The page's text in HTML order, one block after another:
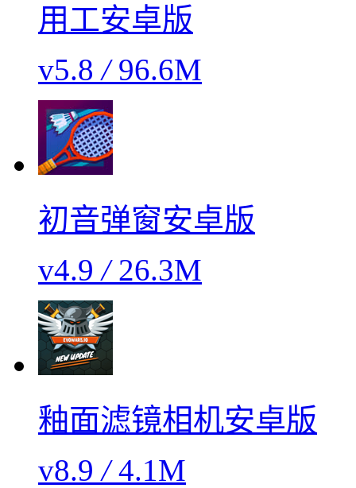
用工安卓版
v5.8/96.6M
初音弹窗安卓版
v4.9/26.3M
釉面滤镜相机安卓版
v8.9/4.1M